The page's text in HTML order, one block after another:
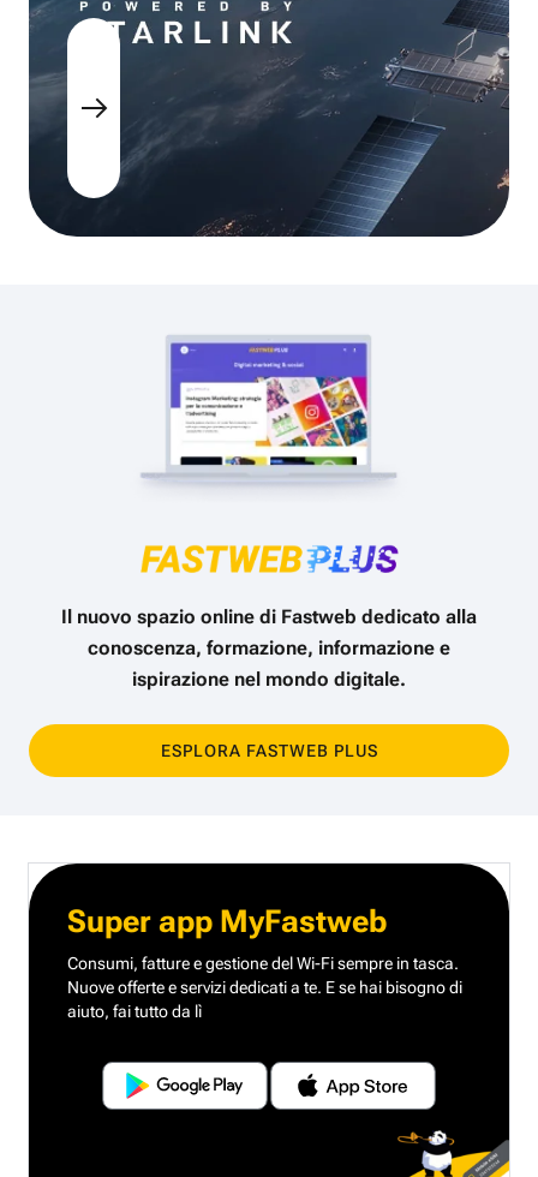
Il nuovo spazio online di Fastweb dedicato alla
conoscenza, formazione, informazione e
ispirazione nel mondo digitale.
ESPLORA FASTWEB PLUS
Super app MyFastweb
Consumi, fatture e gestione del Wi-Fi sempre in tasca.
Nuove offerte e servizi dedicati a te. E se hai bisogno di
aiuto, fai tutto da lì